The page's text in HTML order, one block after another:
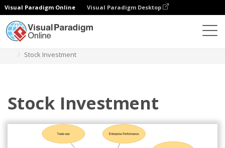
Visual Paradigm Online Visual Paradigm Desktop
Stock Investment
Stock Investment